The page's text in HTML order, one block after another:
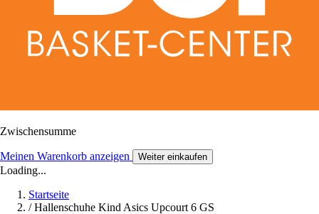
Zwischensumme
Meinen Warenkorb anzeigen Weiter einkaufen
Loading...
Startseite
/ Hallenschuhe Kind Asics Upcourt 6 GS